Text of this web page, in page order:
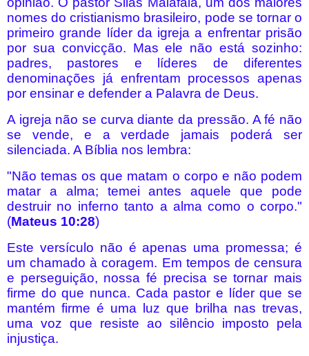
nomes do cristianismo brasileiro, pode se tornar o
primeiro grande líder da igreja a enfrentar prisão
por sua convicção. Mas ele não está sozinho:
padres, pastores e líderes de diferentes
denominações já enfrentam processos apenas
por ensinar e defender a Palavra de Deus.
A igreja não se curva diante da pressão. A fé não
se vende, e a verdade jamais poderá ser
silenciada. A Bíblia nos lembra:
"Não temas os que matam o corpo e não podem
matar a alma; temei antes aquele que pode
destruir no inferno tanto a alma como o corpo."
(Mateus 10:28)
Este versículo não é apenas uma promessa; é
um chamado à coragem. Em tempos de censura
e perseguição, nossa fé precisa se tornar mais
firme do que nunca. Cada pastor e líder que se
mantém firme é uma luz que brilha nas trevas,
uma voz que resiste ao silêncio imposto pela
injustiça.